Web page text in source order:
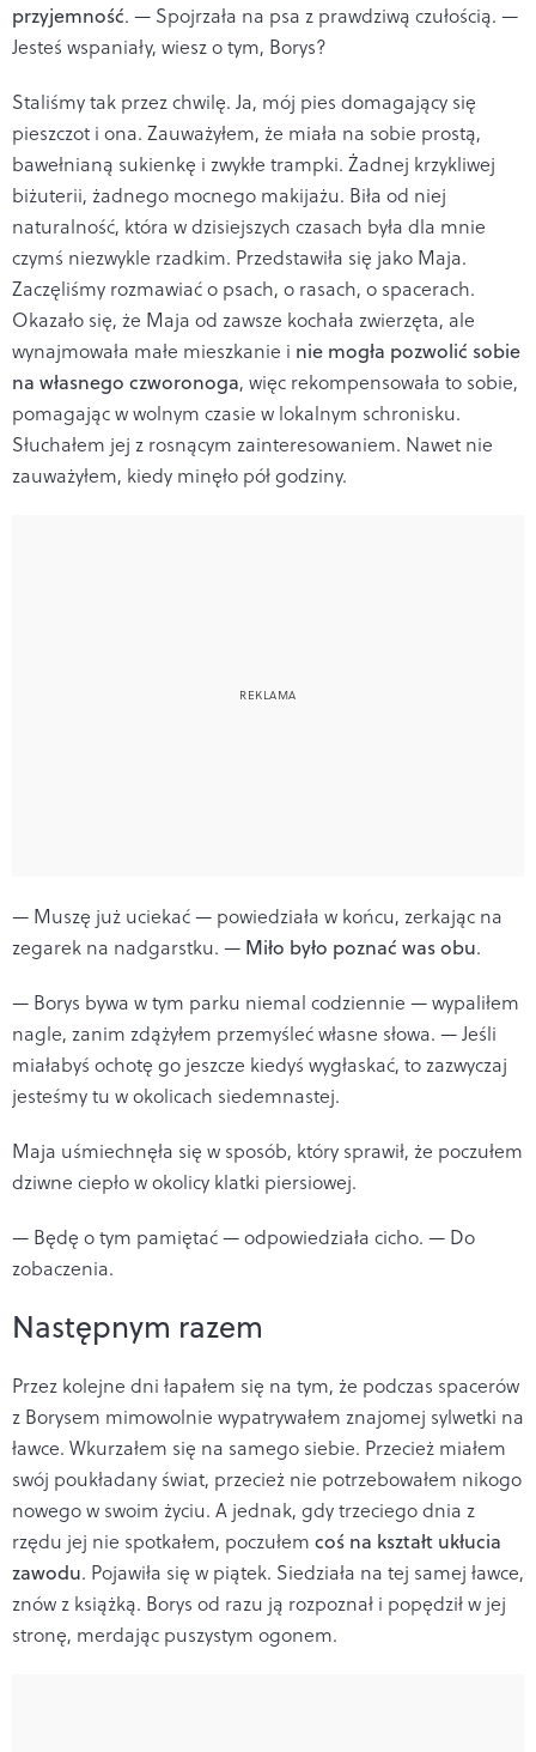
przyjemność. — Spojrzała na psa z prawdziwą czułością. —
Jesteś wspaniały, wiesz o tym, Borys?
Staliśmy tak przez chwilę. Ja, mój pies domagający się
pieszczot i ona. Zauważyłem, że miała na sobie prostą,
bawełnianą sukienkę i zwykłe trampki. Żadnej krzykliwej
biżuterii, żadnego mocnego makijażu. Biła od niej
naturalność, która w dzisiejszych czasach była dla mnie
czymś niezwykle rzadkim. Przedstawiła się jako Maja.
Zaczęliśmy rozmawiać o psach, o rasach, o spacerach.
Okazało się, że Maja od zawsze kochała zwierzęta, ale
wynajmowała małe mieszkanie i nie mogła pozwolić sobie
na własnego czworonoga, więc rekompensowała to sobie,
pomagając w wolnym czasie w lokalnym schronisku.
Słuchałem jej z rosnącym zainteresowaniem. Nawet nie
zauważyłem, kiedy minęło pół godziny.
— Muszę już uciekać — powiedziała w końcu, zerkając na
zegarek na nadgarstku. — Miło było poznać was obu.
— Borys bywa w tym parku niemal codziennie — wypaliłem
nagle, zanim zdążyłem przemyśleć własne słowa. — Jeśli
miałabyś ochotę go jeszcze kiedyś wygłaskać, to zazwyczaj
jesteśmy tu w okolicach siedemnastej.
Maja uśmiechnęła się w sposób, który sprawił, że poczułem
dziwne ciepło w okolicy klatki piersiowej.
— Będę o tym pamiętać — odpowiedziała cicho. — Do
zobaczenia.
Następnym razem
Przez kolejne dni łapałem się na tym, że podczas spacerów
z Borysem mimowolnie wypatrywałem znajomej sylwetki na
ławce. Wkurzałem się na samego siebie. Przecież miałem
swój poukładany świat, przecież nie potrzebowałem nikogo
nowego w swoim życiu. A jednak, gdy trzeciego dnia z
rzędu jej nie spotkałem, poczułem coś na kształt ukłucia
zawodu. Pojawiła się w piątek. Siedziała na tej samej ławce,
znów z książką. Borys od razu ją rozpoznał i popędził w jej
stronę, merdając puszystym ogonem.